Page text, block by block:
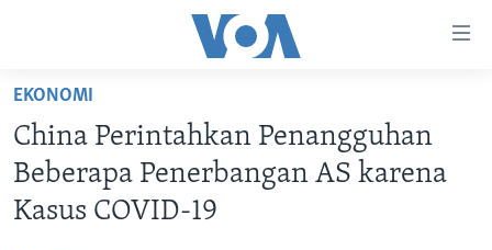
Akses
Lanjut
ke
Konten
Utama
BERANDA
DUNIA
VIDEO
EKONOMI
China Perintahkan Penangguhan
Beberapa Penerbangan AS karena
Kasus COVID-19